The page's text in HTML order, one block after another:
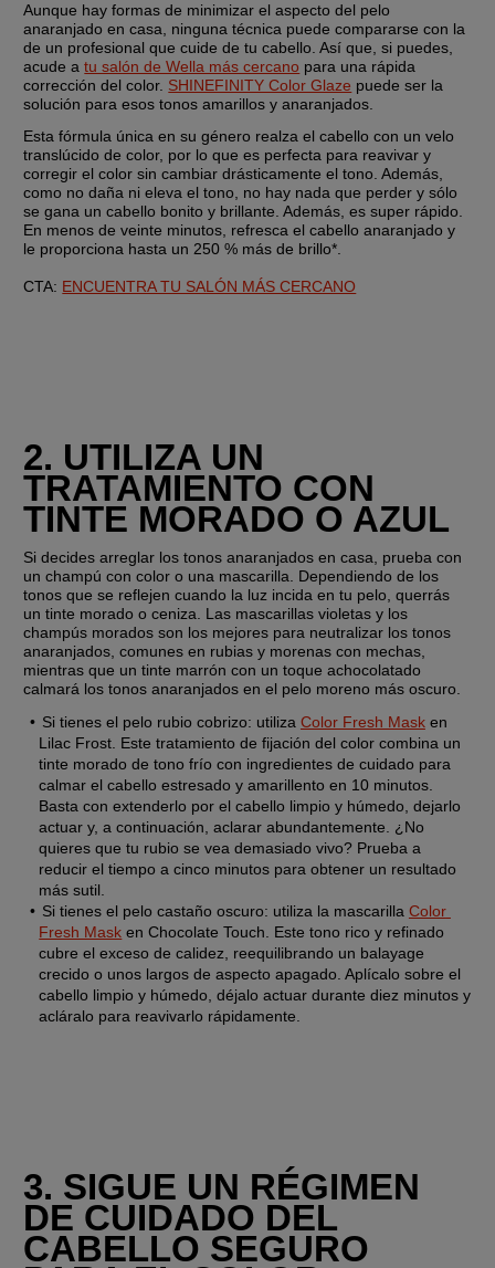
Aunque hay formas de minimizar el aspecto del pelo
anaranjado en casa, ninguna técnica puede compararse con la
de un profesional que cuide de tu cabello. Así que, si puedes,
acude a tu salón de Wella más cercano para una rápida
corrección del color. SHINEFINITY Color Glaze puede ser la
solución para esos tonos amarillos y anaranjados.
Esta fórmula única en su género realza el cabello con un velo
translúcido de color, por lo que es perfecta para reavivar y
corregir el color sin cambiar drásticamente el tono. Además,
como no daña ni eleva el tono, no hay nada que perder y sólo
se gana un cabello bonito y brillante. Además, es super rápido.
En menos de veinte minutos, refresca el cabello anaranjado y
le proporciona hasta un 250 % más de brillo*.
CTA: ENCUENTRA TU SALÓN MÁS CERCANO
2. UTILIZA UN
TRATAMIENTO CON
TINTE MORADO O AZUL
Si decides arreglar los tonos anaranjados en casa, prueba con
un champú con color o una mascarilla. Dependiendo de los
tonos que se reflejen cuando la luz incida en tu pelo, querrás
un tinte morado o ceniza. Las mascarillas violetas y los
champús morados son los mejores para neutralizar los tonos
anaranjados, comunes en rubias y morenas con mechas,
mientras que un tinte marrón con un toque achocolatado
calmará los tonos anaranjados en el pelo moreno más oscuro.
Si tienes el pelo rubio cobrizo: utiliza Color Fresh Mask en
Lilac Frost. Este tratamiento de fijación del color combina un
tinte morado de tono frío con ingredientes de cuidado para
calmar el cabello estresado y amarillento en 10 minutos.
Basta con extenderlo por el cabello limpio y húmedo, dejarlo
actuar y, a continuación, aclarar abundantemente. ¿No
quieres que tu rubio se vea demasiado vivo? Prueba a
reducir el tiempo a cinco minutos para obtener un resultado
más sutil.
Si tienes el pelo castaño oscuro: utiliza la mascarilla Color
Fresh Mask en Chocolate Touch. Este tono rico y refinado
cubre el exceso de calidez, reequilibrando un balayage
crecido o unos largos de aspecto apagado. Aplícalo sobre el
cabello limpio y húmedo, déjalo actuar durante diez minutos y
acláralo para reavivarlo rápidamente.
3. SIGUE UN RÉGIMEN
DE CUIDADO DEL
CABELLO SEGURO